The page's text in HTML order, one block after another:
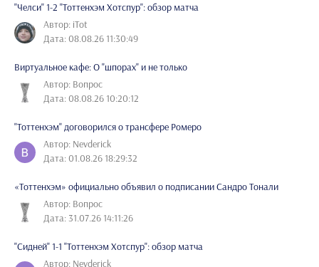
"Челси" 1-2 "Тоттенхэм Хотспур": обзор матча
Автор: iTot
Дата: 08.08.26 11:30:49
Виртуальное кафе: О "шпорах" и не только
Автор: Вопрос
Дата: 08.08.26 10:20:12
"Тоттенхэм" договорился о трансфере Ромеро
Автор: Nevderick
Дата: 01.08.26 18:29:32
«Тоттенхэм» официально объявил о подписании Сандро Тонали
Автор: Вопрос
Дата: 31.07.26 14:11:26
"Сидней" 1-1 "Тоттенхэм Хотспур": обзор матча
Автор: Nevderick